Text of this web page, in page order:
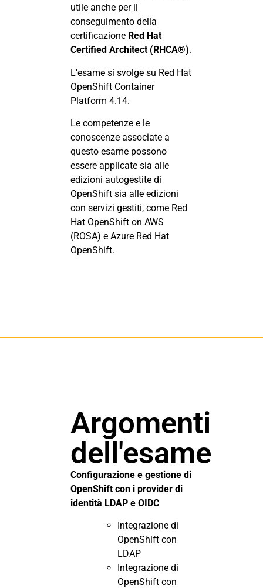
utile anche per il
conseguimento della
certificazione Red Hat
Certified Architect (RHCA®).
L’esame si svolge su Red Hat
OpenShift Container
Platform 4.14.
Le competenze e le
conoscenze associate a
questo esame possono
essere applicate sia alle
edizioni autogestite di
OpenShift sia alle edizioni
con servizi gestiti, come Red
Hat OpenShift on AWS
(ROSA) e Azure Red Hat
OpenShift.
Argomenti
dell'esame
Configurazione e gestione di
OpenShift con i provider di
identità LDAP e OIDC
Integrazione di
OpenShift con
LDAP
Integrazione di
OpenShift con